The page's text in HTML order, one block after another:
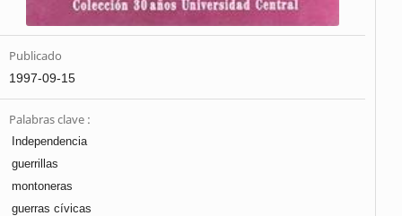
Publicado
1997-09-15
Palabras clave :
Independencia
guerrillas
montoneras
guerras cívicas